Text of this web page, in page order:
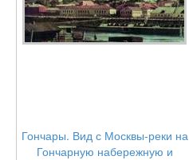
Гончары. Вид с Москвы-реки на
Гончарную набережную и